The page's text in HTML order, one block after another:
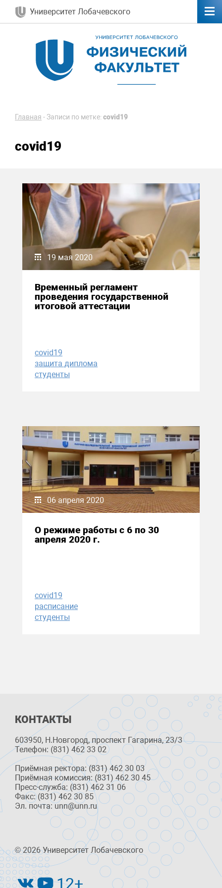
Университет Лобачевского
Главная -Записи по метке: covid19
covid19
19 мая 2020
Временный регламент
проведения государственной
итоговой аттестации
covid19
защита диплома
студенты
06 апреля 2020
О режиме работы с 6 по 30
апреля 2020 г.
covid19
расписание
студенты
КОНТАКТЫ
603950, Н.Новгород, проспект Гагарина, 23/3
Телефон: (831) 462 33 02
Приёмная ректора: (831) 462 30 03
Приёмная комиссия: (831) 462 30 45
Пресс-служба: (831) 462 31 06
Факс: (831) 462 30 85
Эл. почта: unn@unn.ru
© 2026 Университет Лобачевского
12+